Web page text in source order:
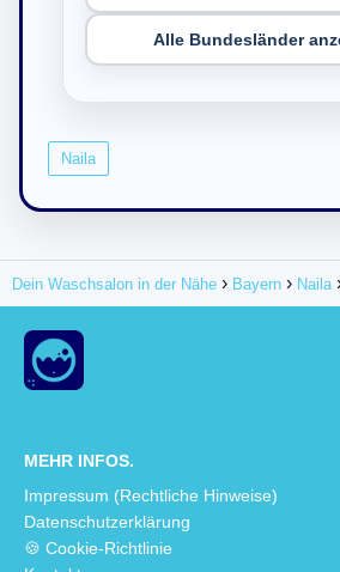
Alle Bundesländer
Naila
Dein Waschsalon in der Nähe Bayern Naila
MEHR INFOS.
Impressum (Rechtliche Hinweise)
Datenschutzerklärung
🍪 Cookie-Richtlinie